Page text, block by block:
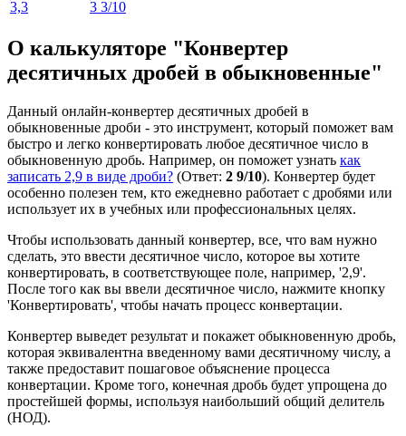
3,3
3 3/10
О калькуляторе "Конвертер
десятичных дробей в обыкновенные"
Данный онлайн-конвертер десятичных дробей в
обыкновенные дроби - это инструмент, который поможет вам
быстро и легко конвертировать любое десятичное число в
обыкновенную дробь. Например, он поможет узнать как
записать 2,9 в виде дроби? (Ответ: 2 9/10). Конвертер будет
особенно полезен тем, кто ежедневно работает с дробями или
использует их в учебных или профессиональных целях.
Чтобы использовать данный конвертер, все, что вам нужно
сделать, это ввести десятичное число, которое вы хотите
конвертировать, в соответствующее поле, например, '2,9'.
После того как вы ввели десятичное число, нажмите кнопку
'Конвертировать', чтобы начать процесс конвертации.
Конвертер выведет результат и покажет обыкновенную дробь,
которая эквивалентна введенному вами десятичному числу, а
также предоставит пошаговое объяснение процесса
конвертации. Кроме того, конечная дробь будет упрощена до
простейшей формы, используя наибольший общий делитель
(НОД).